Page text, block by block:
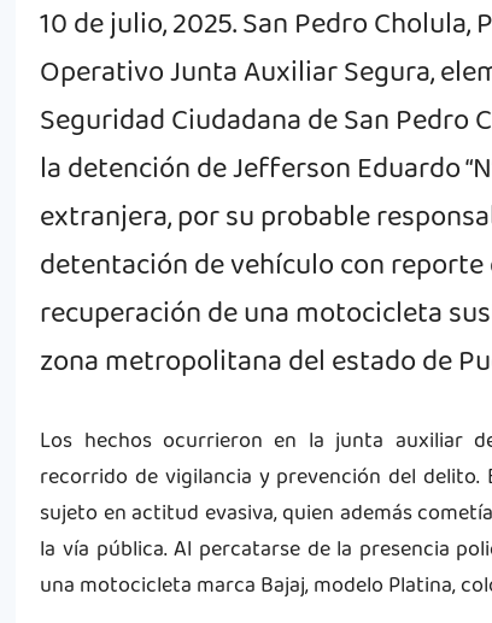
10 de julio, 2025. San Pedro Cholula,
Operativo Junta Auxiliar Segura,
Seguridad Ciudadana de San Pedro
la detención de Jefferson Eduardo
extranjera, por su probable
detentación de vehículo con reporte
recuperación de una motocicleta
zona metropolitana del estado de
Los hechos ocurrieron en la junta auxiliar
recorrido de vigilancia y prevención del
sujeto en actitud evasiva, quien además
la vía pública. Al percatarse de la presencia
una motocicleta marca Bajaj, modelo Platina,